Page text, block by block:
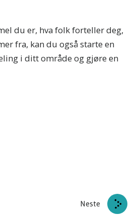
du er, hva folk forteller deg,
fra, kan du også starte en
i ditt område og gjøre en
Neste